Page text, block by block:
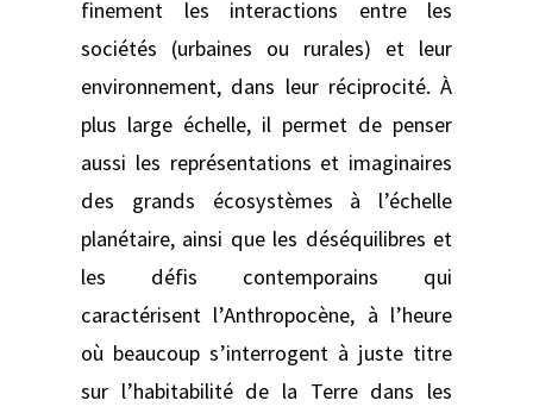
finement les interactions entre les
sociétés (urbaines ou rurales) et leur
environnement, dans leur réciprocité. À
plus large échelle, il permet de penser
aussi les représentations et imaginaires
des grands écosystèmes à l’échelle
planétaire, ainsi que les déséquilibres et
les défis contemporains qui
caractérisent l’Anthropocène, à l’heure
où beaucoup s’interrogent à juste titre
sur l’habitabilité de la Terre dans les